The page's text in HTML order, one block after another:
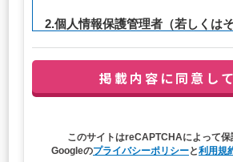
2.個人情報保護管理者（若しくは
連絡先：privacy@balleggs.co.jp
（1）お問い合わせ対応（本人への連絡
このサイトはreCAPTCHAによって保
Googleのプライバシーポリシーと利用規